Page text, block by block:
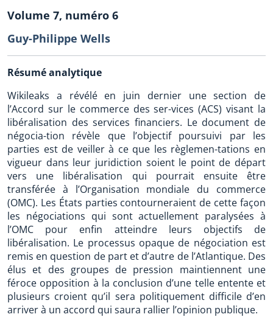
Volume 7, numéro 6
Guy-Philippe Wells
Résumé analytique
Wikileaks a révélé en juin dernier une section de
l’Accord sur le commerce des ser-vices (ACS) visant la
libéralisation des services financiers. Le document de
négocia-tion révèle que l’objectif poursuivi par les
parties est de veiller à ce que les règlemen-tations en
vigueur dans leur juridiction soient le point de départ
vers une libéralisation qui pourrait ensuite être
transférée à l’Organisation mondiale du commerce
(OMC). Les États parties contourneraient de cette façon
les négociations qui sont actuellement paralysées à
l’OMC pour enfin atteindre leurs objectifs de
libéralisation. Le processus opaque de négociation est
remis en question de part et d’autre de l’Atlantique. Des
élus et des groupes de pression maintiennent une
féroce opposition à la conclusion d’une telle entente et
plusieurs croient qu’il sera politiquement difficile d’en
arriver à un accord qui saura rallier l’opinion publique.